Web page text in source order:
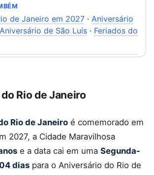
de Janeiro em 2027 · Aniversário
Aniversário de São Luís · Feriados do
Rio de Janeiro
Rio de Janeiro é comemorado em
2027, a Cidade Maravilhosa
e a data cai em uma Segunda-
dias para o Aniversário do Rio de